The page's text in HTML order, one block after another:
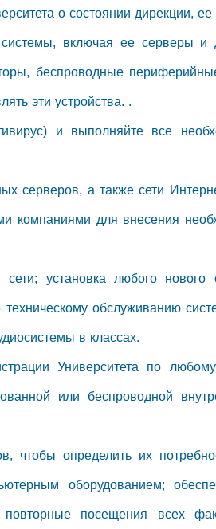
о состоянии дирекции,
включая ее серверы
беспроводные
эти устройства. .
и выполняйте все
серверов, а также сети
компаниями для внесения
установка любого
обслуживанию
в классах.
Университета по
или беспроводной
чтобы определить их
оборудованием;
повторные посещения всех